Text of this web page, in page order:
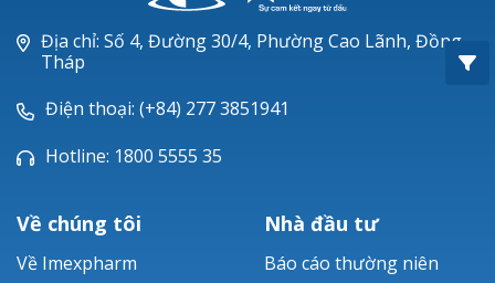
Piperacillin
Ticarlinat®
Zobacta®
Bacsulfo®
Địa chỉ: Số 4, Đường 30/4, Phường Cao Lãnh, Đồng
Tháp
Điện thoại: (+84) 277 3851941
Hotline: 1800 5555 35
Về chúng tôi
Về Imexpharm
Nhà đầu tư
Báo cáo thường niên